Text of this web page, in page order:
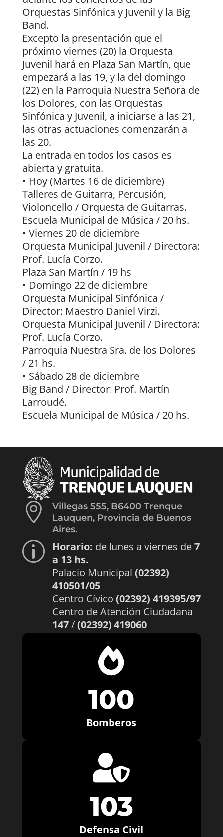
Orquestas Sinfónica y Juvenil y la Big
Band.
Excepto la presentación que el
próximo viernes (20) la Orquesta
Juvenil hará en Plaza San Martín, que
empezará a las 19, y la del domingo
(22) en la Parroquia Nuestra Señora de
los Dolores, con las Orquestas
Sinfónica y Juvenil, a iniciarse a las 21,
las otras actuaciones comenzarán a
las 20.
La entrada en todos los casos es
abierta y gratuita.
• Hoy (Martes 16 de diciembre)
Talleres de Guitarra, Percusión,
Violoncello / Orquesta de Guitarras.
Escuela Municipal de Música / 20 hs.
• Viernes 20 de diciembre
Orquesta Municipal Juvenil / Directora:
Prof. Lucía Corzo.
Plaza San Martín / 19 hs
• Domingo 22 de diciembre
Orquesta Municipal Sinfónica /
Director: Maestro Daniel Virzi.
Orquesta Municipal Juvenil / Directora:
Prof. Lucía Corzo.
Parroquia Nuestra Sra. de los Dolores
/ 21 hs.
• Sábado 28 de diciembre
Big Band / Director: Prof. Martín
Larroudé.
Escuela Municipal de Música / 20 hs.

Villegas 555, B6400 Trenque
Lauquen, Provincia de Buenos
Aires.
p Horario: de lunes a viernes de7
a 13 hs.
Palacio Municipal (02392)
410501/05
Centro Cívico (02392) 419395/97
Centro de Atención Ciudadana
147/(02392) 419060

100
Bomberos

103
Defensa Civil